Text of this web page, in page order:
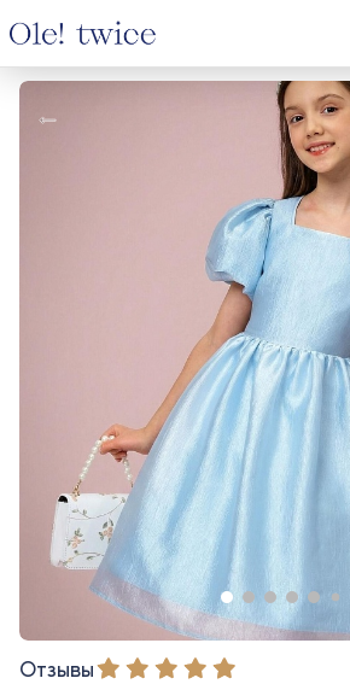
Отзывы